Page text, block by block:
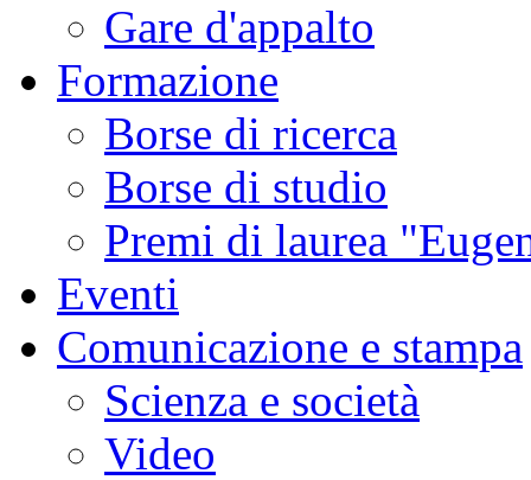
Gare d'appalto
Formazione
Borse di ricerca
Borse di studio
Premi di laurea
Eventi
Comunicazione e stampa
Scienza e società
Video